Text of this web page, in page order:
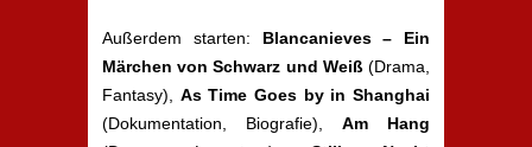
Außerdem starten: Blancanieves – Ein
Märchen von Schwarz und Weiß(Drama,
Fantasy), As Time Goes by in Shanghai
(Dokumentation, Biografie), Am Hang